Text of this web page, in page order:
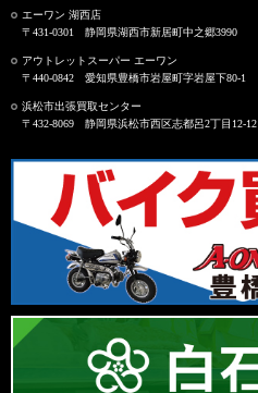
エーワン 湖西店
〒431-0301 静岡県湖西市新居町中之郷3990
アウトレットスーパー エーワン
〒440-0842 愛知県豊橋市岩屋町字岩屋下80-1
浜松市出張買取センター
〒432-8069 静岡県浜松市西区志都呂2丁目12-12